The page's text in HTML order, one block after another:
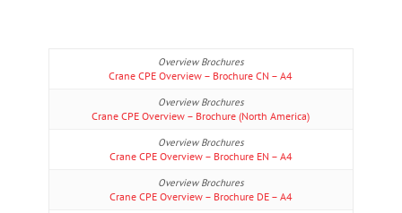
Crane CPE Overview – Brochure CN – A4
Crane CPE Overview – Brochure (North America)
Crane CPE Overview – Brochure EN – A4
Crane CPE Overview – Brochure DE – A4